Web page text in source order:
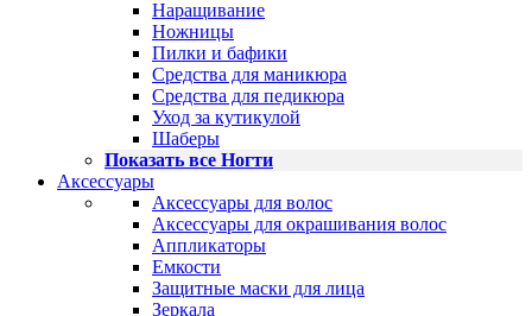
Наращивание
Ножницы
Пилки и бафики
Средства для маникюра
Средства для педикюра
Уход за кутикулой
Шаберы
Показать все Ногти
Аксессуары
Аксессуары для волос
Аксессуары для окрашивания волос
Аппликаторы
Емкости
Защитные маски для лица
Зеркала